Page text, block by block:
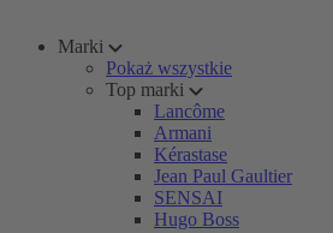
Marki
Pokaż wszystkie
Top marki
Lancôme
Armani
Kérastase
Jean Paul Gaultier
SENSAI
Hugo Boss